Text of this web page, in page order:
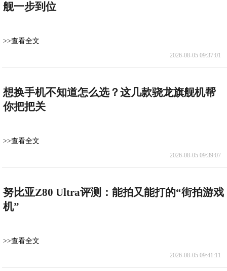
舰一步到位
>>查看全文
2026-08-05 09:37:01
想换手机不知道怎么选？这几款骁龙旗舰机帮
你把把关
>>查看全文
2026-08-05 09:39:07
努比亚Z80 Ultra评测：能拍又能打的“街拍游戏
机”
>>查看全文
2026-08-05 09:41:11